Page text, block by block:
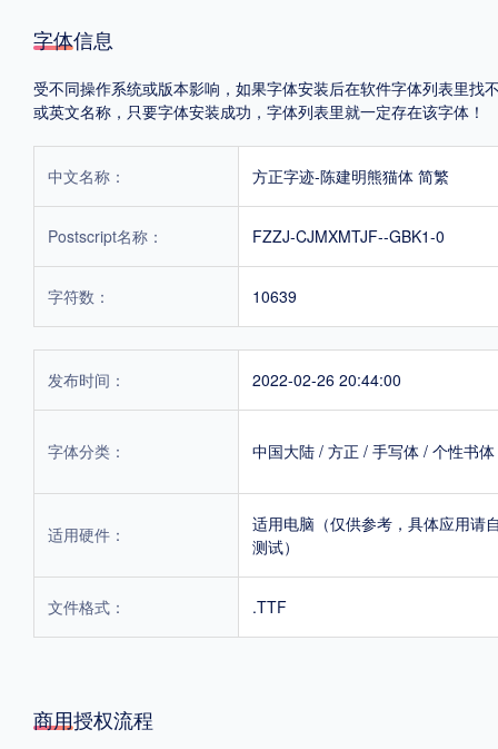
字体信息
受不同操作系统或版本影响，如果字体安装后在软件字体列表里
或英文名称，只要字体安装成功，字体列表里就一定存在该字体！
中文名称： 方正字迹-陈建明熊猫体 简繁
Postscript名称： FZZJ-CJMXMTJF--GBK1-0
字符数： 10639
发布时间： 2022-02-26 20:44:00
字体分类： 中国大陆 / 方正 / 手写体 / 个性书体
适用硬件：
适用电脑（仅供参考，具体应用请
测试）
文件格式： .TTF
商用授权流程